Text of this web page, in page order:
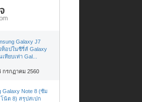
Galaxy J7
ท็อปในซีรี่ส์ Galaxy
ทียบเท่า Gal...
กรกฏาคม 2560
Galaxy Note 8 (ซัม
น้ต 8) สรุปสเปก